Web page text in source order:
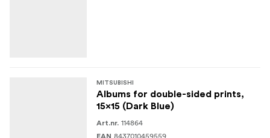
MITSUBISHI
Albums for double-sided prints,
15x15 (Dark Blue)
Art.nr. 114864
EAN 8437010459559